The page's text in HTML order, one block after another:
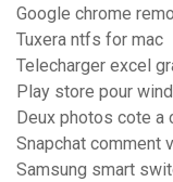
Google chrome
Tuxera ntfs for mac
Telecharger excel
Play store pour
Deux photos cote a
Snapchat comment
Samsung smart